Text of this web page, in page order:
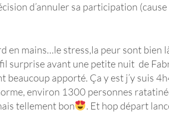
d’annuler sa participation
en mains…le stress,la peur sont bien
surprise avant une petite nuit de
beaucoup apporté. Ça y est j’y suis
environ 1300 personnes
tellement bon
. Et hop départ